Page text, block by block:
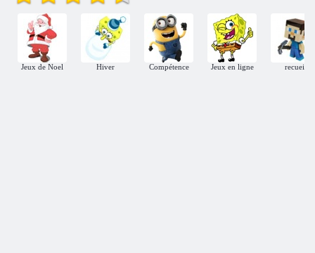
Jeux de Noel Hiver Compétence Jeux en ligne recueil